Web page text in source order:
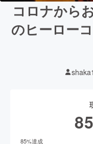
コロナから
のヒーロー
85%達成